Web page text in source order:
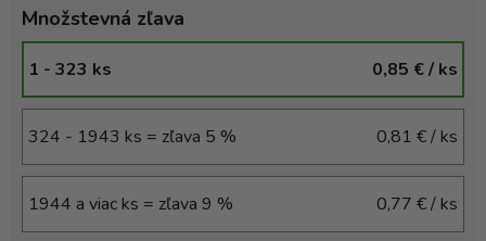
Množstevná zľava
1 - 323 ks 0,85 €/ ks
324 - 1943 ks = zľava 5 % 0,81 €/ ks
1944 a viac ks = zľava 9 % 0,77 €/ ks